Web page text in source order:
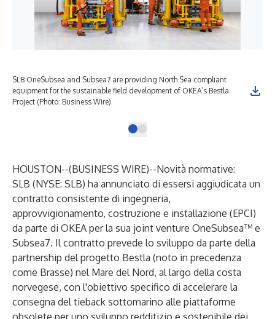
SLB OneSubsea and Subsea7 are providing North Sea compliant
equipment for the sustainable field development of OKEA’s Bestla
Project (Photo: Business Wire)
HOUSTON--(BUSINESS WIRE)--Novità normative:
SLB (NYSE: SLB) ha annunciato di essersi aggiudicata un
contratto consistente di ingegneria,
approvvigionamento, costruzione e installazione (EPCI)
da parte di OKEA per la sua joint venture OneSubsea™ e
Subsea7. Il contratto prevede lo sviluppo da parte della
partnership del progetto Bestla (noto in precedenza
come Brasse) nel Mare del Nord, al largo della costa
norvegese, con l'obiettivo specifico di accelerare la
consegna del tieback sottomarino alle piattaforme
obsolete per uno sviluppo redditizio e sostenibile dei